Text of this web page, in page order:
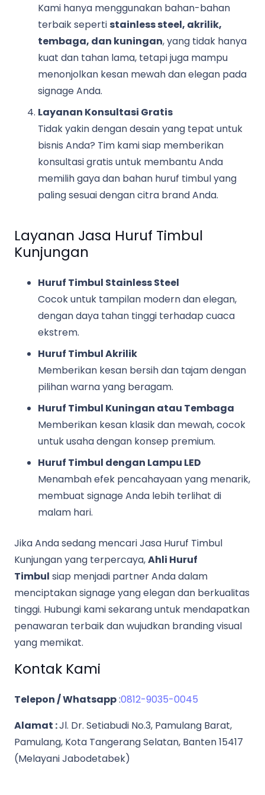
Kami hanya menggunakan bahan-bahan
terbaik seperti stainless steel, akrilik,
tembaga, dan kuningan, yang tidak hanya
kuat dan tahan lama, tetapi juga mampu
menonjolkan kesan mewah dan elegan pada
signage Anda.
Layanan Konsultasi Gratis
Tidak yakin dengan desain yang tepat untuk
bisnis Anda? Tim kami siap memberikan
konsultasi gratis untuk membantu Anda
memilih gaya dan bahan huruf timbul yang
paling sesuai dengan citra brand Anda.
Layanan Jasa Huruf Timbul
Kunjungan
Huruf Timbul Stainless Steel
Cocok untuk tampilan modern dan elegan,
dengan daya tahan tinggi terhadap cuaca
ekstrem.
Huruf Timbul Akrilik
Memberikan kesan bersih dan tajam dengan
pilihan warna yang beragam.
Huruf Timbul Kuningan atau Tembaga
Memberikan kesan klasik dan mewah, cocok
untuk usaha dengan konsep premium.
Huruf Timbul dengan Lampu LED
Menambah efek pencahayaan yang menarik,
membuat signage Anda lebih terlihat di
malam hari.
Jika Anda sedang mencari Jasa Huruf Timbul
Kunjungan yang terpercaya,Ahli Huruf
Timbul siap menjadi partner Anda dalam
menciptakan signage yang elegan dan berkualitas
tinggi. Hubungi kami sekarang untuk mendapatkan
penawaran terbaik dan wujudkan branding visual
yang memikat.
Kontak Kami
Telepon / Whatsapp:0812-9035-0045
Alamat :Jl. Dr. Setiabudi No.3, Pamulang Barat,
Pamulang, Kota Tangerang Selatan, Banten 15417
(Melayani Jabodetabek)